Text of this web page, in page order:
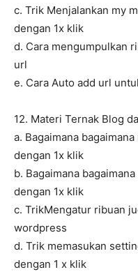
c. Trik Menjalankan my
dengan 1x klik
d. Cara mengumpulkan
url
e. Cara Auto add url
12. Materi Ternak Blog
a. Bagaimana
dengan 1x klik
b. Bagaimana
dengan 1x klik
c. TrikMengatur ribuan
wordpress
d. Trik memasukan
dengan 1 x klik